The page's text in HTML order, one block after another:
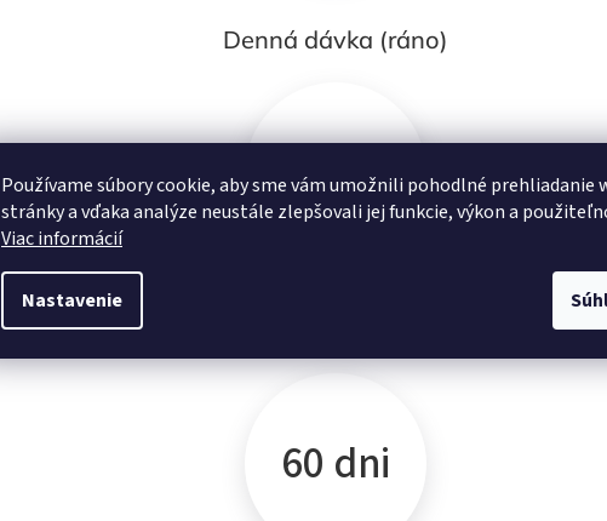
Používame súbory cookie, aby sme vám umožnili pohodlné prehliadanie
stránky a vďaka analýze neustále zlepšovali jej funkcie, výkon a
Viac informácií
Nastavenie
Denná dávka (ráno)
60 ks
60 dni